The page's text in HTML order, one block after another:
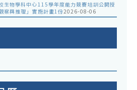
生物學科中心115學年度能力競賽培訓公開授
察與推理」實施計畫1份2026-08-06